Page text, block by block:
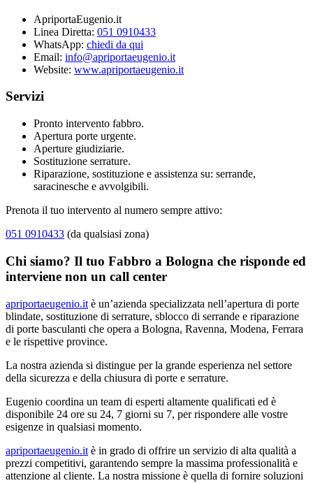
ApriportaEugenio.it
Linea Diretta: 051 0910433
WhatsApp: chiedi da qui
Email: info@apriportaeugenio.it
Website: www.apriportaeugenio.it
Servizi
Pronto intervento fabbro.
Apertura porte urgente.
Aperture giudiziarie.
Sostituzione serrature.
Riparazione, sostituzione e assistenza su: serrande,
saracinesche e avvolgibili.
Prenota il tuo intervento al numero sempre attivo:
051 0910433 (da qualsiasi zona)
Chi siamo? Il tuo Fabbro a Bologna che risponde ed
interviene non un call center
apriportaeugenio.it è un’azienda specializzata nell’apertura di porte
blindate, sostituzione di serrature, sblocco di serrande e riparazione
di porte basculanti che opera a Bologna, Ravenna, Modena, Ferrara
e le rispettive province.
La nostra azienda si distingue per la grande esperienza nel settore
della sicurezza e della chiusura di porte e serrature.
Eugenio coordina un team di esperti altamente qualificati ed è
disponibile 24 ore su 24, 7 giorni su 7, per rispondere alle vostre
esigenze in qualsiasi momento.
apriportaeugenio.it è in grado di offrire un servizio di alta qualità a
prezzi competitivi, garantendo sempre la massima professionalità e
attenzione al cliente. La nostra missione è quella di fornire soluzioni